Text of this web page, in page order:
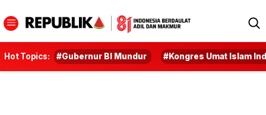
Hot Topics: #Gubernur BI Mundur #Kongres Umat Islam